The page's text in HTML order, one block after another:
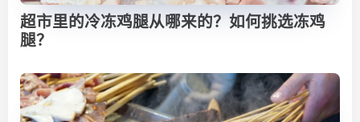
超市里的冷冻鸡腿从哪来的？如何挑选冻鸡
腿？